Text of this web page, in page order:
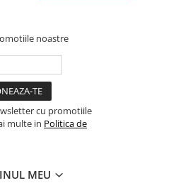
noastre
cu promotiile
multe in Politica de
MEU